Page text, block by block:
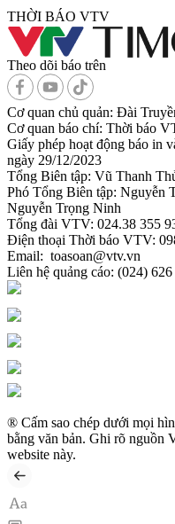
THỜI BÁO VTV
Theo dõi báo trên
Cơ quan chủ quản: Đài
Cơ quan báo chí: Thời báo
Giấy phép hoạt động báo in
ngày 29/12/2023
Tổng Biên tập: Vũ Thanh
Phó Tổng Biên tập: Nguyễn
Nguyễn Trọng Ninh
Tổng đài VTV: 024.38 355
Ðiện thoại Thời báo VTV:
Email: toasoan@vtv.vn
Liên hệ quảng cáo: (024)
® Cấm sao chép dưới mọi
bằng văn bản. Ghi rõ nguồn
website này.